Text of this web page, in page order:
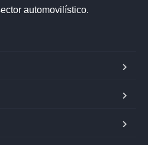
automovilístico.